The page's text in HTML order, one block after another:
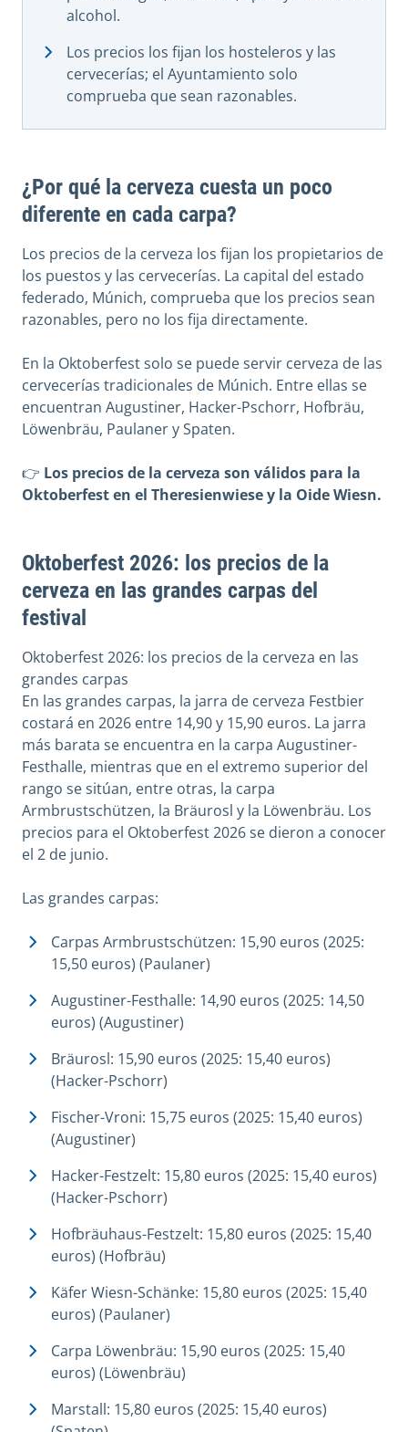
alcohol.
Los precios los fijan los hosteleros y las
cervecerías; el Ayuntamiento solo
comprueba que sean razonables.
¿Por qué la cerveza cuesta un poco
diferente en cada carpa?
Los precios de la cerveza los fijan los propietarios de
los puestos y las cervecerías. La capital del estado
federado, Múnich, comprueba que los precios sean
razonables, pero no los fija directamente.
En la Oktoberfest solo se puede servir cerveza de las
cervecerías tradicionales de Múnich. Entre ellas se
encuentran Augustiner, Hacker-Pschorr, Hofbräu,
Löwenbräu, Paulaner y Spaten.
👉 Los precios de la cerveza son válidos para la
Oktoberfest en el Theresienwiese y la Oide Wiesn.
Oktoberfest 2026: los precios de la
cerveza en las grandes carpas del
festival
Oktoberfest 2026: los precios de la cerveza en las
grandes carpas
En las grandes carpas, la jarra de cerveza Festbier
costará en 2026 entre 14,90 y 15,90 euros. La jarra
más barata se encuentra en la carpa Augustiner-
Festhalle, mientras que en el extremo superior del
rango se sitúan, entre otras, la carpa
Armbrustschützen, la Bräurosl y la Löwenbräu. Los
precios para el Oktoberfest 2026 se dieron a conocer
el 2 de junio.
Las grandes carpas:
Carpas Armbrustschützen: 15,90 euros (2025:
15,50 euros) (Paulaner)
Augustiner-Festhalle: 14,90 euros (2025: 14,50
euros) (Augustiner)
Bräurosl: 15,90 euros (2025: 15,40 euros)
(Hacker-Pschorr)
Fischer-Vroni: 15,75 euros (2025: 15,40 euros)
(Augustiner)
Hacker-Festzelt: 15,80 euros (2025: 15,40 euros)
(Hacker-Pschorr)
Hofbräuhaus-Festzelt: 15,80 euros (2025: 15,40
euros) (Hofbräu)
Käfer Wiesn-Schänke: 15,80 euros (2025: 15,40
euros) (Paulaner)
Carpa Löwenbräu: 15,90 euros (2025: 15,40
euros) (Löwenbräu)
Marstall: 15,80 euros (2025: 15,40 euros)